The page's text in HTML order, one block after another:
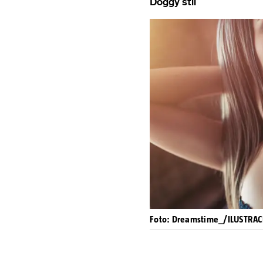
Foto: Dreamstime_/